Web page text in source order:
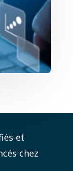
et
chez